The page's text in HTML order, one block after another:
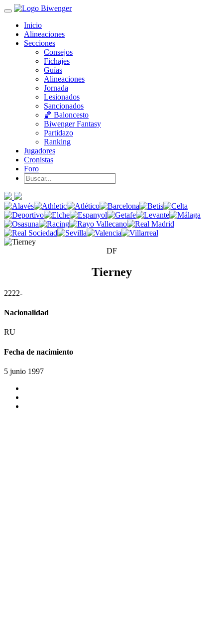
Inicio
Alineaciones
Secciones
Consejos
Fichajes
Guías
Alineaciones
Jornada
Lesionados
Sancionados
🏀 Baloncesto
Biwenger Fantasy
Partidazo
Ranking
Jugadores
Cronistas
Foro
DF
Tierney
2222-
Nacionalidad
RU
Fecha de nacimiento
5 junio 1997